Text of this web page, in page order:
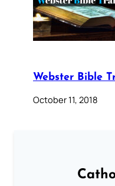
Webster Bible
October 11, 2018